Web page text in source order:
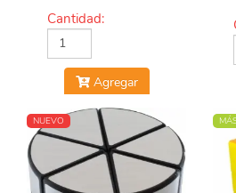
Cantidad:
Agregar
NUEVO